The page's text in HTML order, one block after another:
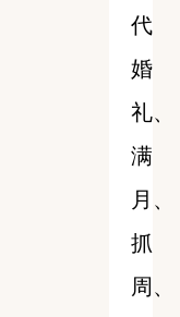
代
婚
礼、
满
月、
抓
周、